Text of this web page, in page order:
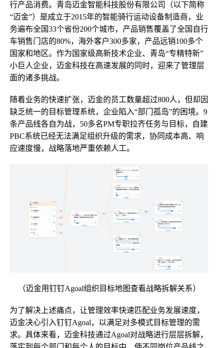
行产品消费。青岛迈金智能科技股份有限公司（以下简称
“迈金”）是成立于2015年的智能骑行运动设备制造商，业
务遍布全国33个省份200个城市，产品销售覆盖了全国自行
车销售门店的80%，海外客户300多家，产品远销100多个
国家和地区。作为国家级高新技术企业、青岛“专精特新”
小巨人企业，迈金科技在高速发展的同时，迎来了管理层
面的诸多挑战。
随着业务的快速扩张，迈金的员工数量超过800人，但却因
缺乏统一的目标管理系统，企业陷入“部门孤岛”的困境。9
条产品线各自为战，50多名PM专职拉齐任务与目标，自建
PBC系统已经无法满足组织升级的需求，协同成本高、响
应速度慢，战略落地严重依赖人工。
（迈金用钉钉Agoal组织目标地图查看战略拆解关系）
为了解决上述痛点，让管理效率快速匹配业务发展速度，
迈金决心引入钉钉Agoal，以满足对多模式目标管理的需
求。具体来看，迈金科技通过Agoal对战略进行层层拆解，